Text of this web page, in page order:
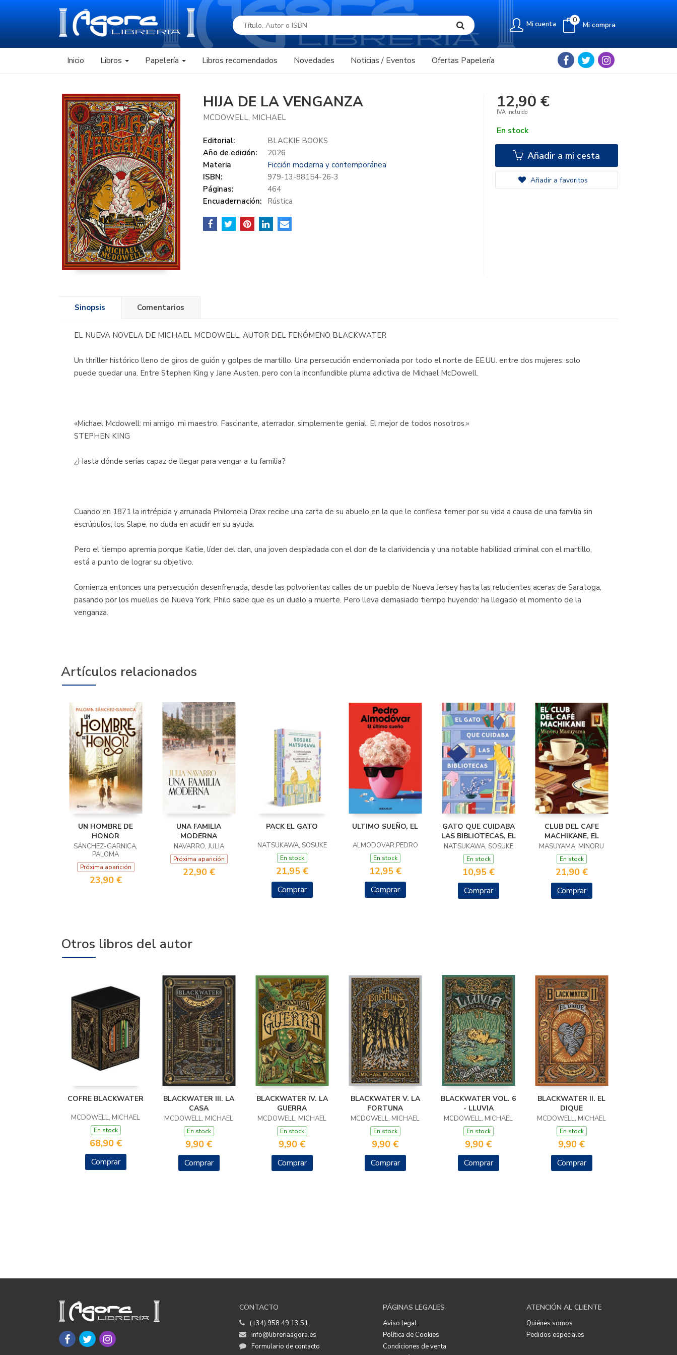
Mi cuenta Mi compra
0
Inicio Libros Papelería Libros recomendados Novedades Noticias / Eventos Ofertas Papelería
HIJA DE LA VENGANZA
MCDOWELL, MICHAEL
Editorial:
BLACKIE BOOKS
Año de edición:
2026
Materia
Ficción moderna y contemporánea
ISBN:
979-13-88154-26-3
Páginas:
464
Encuadernación:
Rústica
12,90 €
IVA incluido
En stock
Añadir a mi cesta
Añadir a favoritos
Sinopsis Comentarios
EL NUEVA NOVELA DE MICHAEL MCDOWELL, AUTOR DEL FENÓMENO BLACKWATER
Un thriller histórico lleno de giros de guión y golpes de martillo. Una persecución endemoniada por todo el norte de EE.UU. entre dos mujeres: solo
puede quedar una. Entre Stephen King y Jane Austen, pero con la inconfundible pluma adictiva de Michael McDowell.
«Michael Mcdowell: mi amigo, mi maestro. Fascinante, aterrador, simplemente genial. El mejor de todos nosotros.»
STEPHEN KING
¿Hasta dónde serías capaz de llegar para vengar a tu familia?
Cuando en 1871 la intrépida y arruinada Philomela Drax recibe una carta de su abuelo en la que le confiesa temer por su vida a causa de una familia sin
escrúpulos, los Slape, no duda en acudir en su ayuda.
Pero el tiempo apremia porque Katie, líder del clan, una joven despiadada con el don de la clarividencia y una notable habilidad criminal con el martillo,
está a punto de lograr su objetivo.
Comienza entonces una persecución desenfrenada, desde las polvorientas calles de un pueblo de Nueva Jersey hasta las relucientes aceras de Saratoga,
pasando por los muelles de Nueva York. Philo sabe que es un duelo a muerte. Pero lleva demasiado tiempo huyendo: ha llegado el momento de la
venganza.
Artículos relacionados
UN HOMBRE DE
HONOR
SÁNCHEZ-GARNICA,
PALOMA
Próxima aparición
23,90 €
UNA FAMILIA
MODERNA
NAVARRO, JULIA
Próxima aparición
22,90 €
PACK EL GATO
NATSUKAWA, SOSUKE
En stock
21,95 €
Comprar
ULTIMO SUEÑO, EL
ALMODOVAR,PEDRO
En stock
12,95 €
Comprar
GATO QUE CUIDABA
LAS BIBLIOTECAS, EL
NATSUKAWA, SOSUKE
En stock
10,95 €
Comprar
CLUB DEL CAFE
MACHIKANE, EL
MASUYAMA, MINORU
En stock
21,90 €
Comprar
Otros libros del autor
COFRE BLACKWATER
MCDOWELL, MICHAEL
En stock
68,90 €
Comprar
BLACKWATER III. LA
CASA
MCDOWELL, MICHAEL
En stock
9,90 €
Comprar
BLACKWATER IV. LA
GUERRA
MCDOWELL, MICHAEL
En stock
9,90 €
Comprar
BLACKWATER V. LA
FORTUNA
MCDOWELL, MICHAEL
En stock
9,90 €
Comprar
BLACKWATER VOL. 6
- LLUVIA
MCDOWELL, MICHAEL
En stock
9,90 €
Comprar
BLACKWATER II. EL
DIQUE
MCDOWELL, MICHAEL
En stock
9,90 €
Comprar
CONTACTO
(+34) 958 49 13 51
info@libreriaagora.es
Formulario de contacto
PÁGINAS LEGALES
Aviso legal
Política de Cookies
Condiciones de venta
ATENCIÓN AL CLIENTE
Quiénes somos
Pedidos especiales